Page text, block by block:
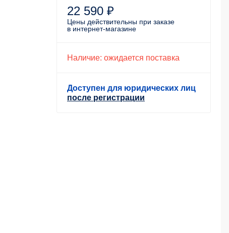
22 590 ₽
Цены действительны при заказе
в интернет-магазине
Наличие: ожидается поставка
Доступен для юридических лиц
после регистрации